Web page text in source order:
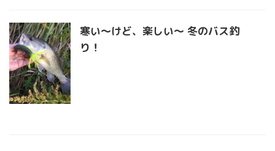
寒い〜けど、楽しい〜 冬のバス釣
り！